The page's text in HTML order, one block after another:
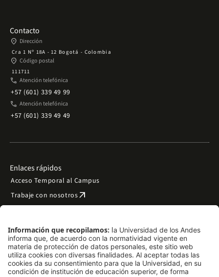
Contacto
place Dirección
Cra 1 Nº 18A - 12 Bogotá - Colombia
place Código postal
111711
phone Atención telefónica
+57 (601) 339 49 99
phone Atención telefónica
+57 (601) 339 49 49
Enlaces rápidos
Acceso Temporal al Campus
Trabaje con nosotrosarrow_outward
Preguntas frecuentes
Filantropía y donacionesarrow_outward
Mapa del sitio arrow_outward